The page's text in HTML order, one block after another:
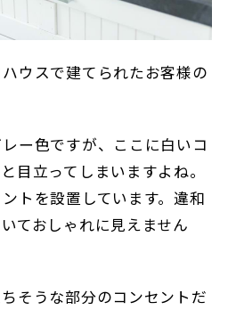
ウスで建てられたお客様の
ー色ですが、ここに白いコ
目立ってしまいますよね。
トを設置しています。違和
ておしゃれに見えません
そうな部分のコンセントだ